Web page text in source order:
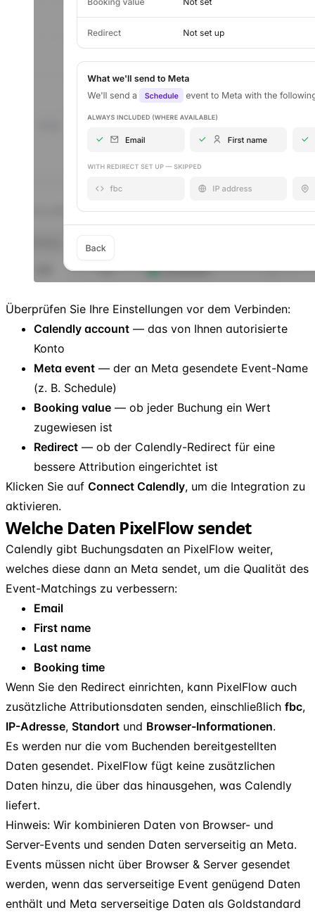
Überprüfen Sie Ihre Einstellungen vor dem Verbinden:
Calendly account — das von Ihnen autorisierte
Konto
Meta event — der an Meta gesendete Event-Name
(z. B. Schedule)
Booking value — ob jeder Buchung ein Wert
zugewiesen ist
Redirect — ob der Calendly-Redirect für eine
bessere Attribution eingerichtet ist
Klicken Sie auf Connect Calendly, um die Integration zu
aktivieren.
Welche Daten PixelFlow sendet
Calendly gibt Buchungsdaten an PixelFlow weiter,
welches diese dann an Meta sendet, um die Qualität des
Event-Matchings zu verbessern:
Email
First name
Last name
Booking time
Wenn Sie den Redirect einrichten, kann PixelFlow auch
zusätzliche Attributionsdaten senden, einschließlich fbc,
IP-Adresse, Standort und Browser-Informationen.
Es werden nur die vom Buchenden bereitgestellten
Daten gesendet. PixelFlow fügt keine zusätzlichen
Daten hinzu, die über das hinausgehen, was Calendly
liefert.
Hinweis: Wir kombinieren Daten von Browser- und
Server-Events und senden Daten serverseitig an Meta.
Events müssen nicht über Browser & Server gesendet
werden, wenn das serverseitige Event genügend Daten
enthält und Meta serverseitige Daten als Goldstandard